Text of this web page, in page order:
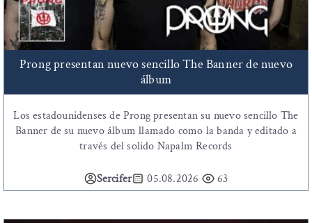
Prong presentan nuevo sencillo The Banner de nuevo
álbum
Los estadounidenses de Prong presentan su nuevo sencillo The
Banner de su nuevo álbum llamado como la banda y editado a
través del solido Napalm Records
Sercifer 05.08.2026 63